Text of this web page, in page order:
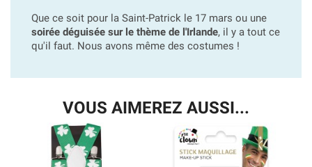
Que ce soit pour la Saint-Patrick le 17 mars ou une
soirée déguisée sur le thème de l'Irlande, il y a tout ce
qu'il faut. Nous avons même des costumes !
VOUS AIMEREZ AUSSI...